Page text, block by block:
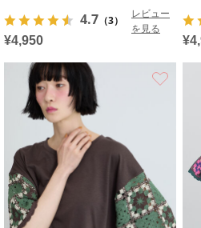
4.7 （3）
レビュー
を見る
¥4,950